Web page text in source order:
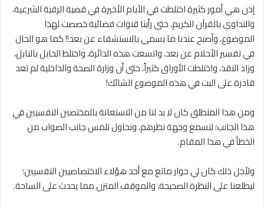
إذن هي أمور كثيرة اختلطت في الأيام الأخيرة في قضية الرقية الشرعية،
والتداوي بالقرآن الكريم، حتى رأينا قنوات فضائية خصصت لهذا
الموضوع، وأصبح عندنا ما يسمى بالاستشفاء عن بعد!! كما هو الحال
في تفسير الأحلام عن بعد، واتسعت هذه الدائرة، واختلط الحابل بالنابل،
وزاد النقد، واختلطت الأوراق كثيراً، حتى أن وزارة الصحة والداخلية لم تعد
قادرة على البت في هذه الموضوع الشائك!
ومن هذا المنطلق كان لا بد لنا من الاستعانة بالمختصين النفسيين في
هذا الجانب؛ لنسمع وجهة نظرهم، ونحاول تلمس جانب الصواب من
الخطأ في هذا المقام.
ولأجل ذلك كان لي حوار ماتع مع أحد هؤلاء الاختصاصيين النفسيين؛
ليطلعنا على النظرة الصحيحة، والموقف المتزن مما يحدث على الساحة.